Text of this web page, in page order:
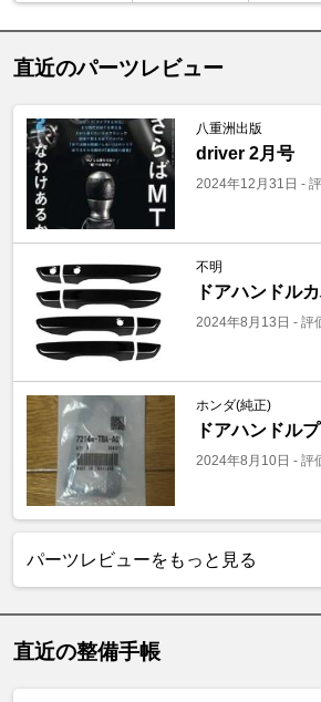
直近のパーツレビュー
八重洲出版
driver 2月号
2024年12月31日 -
不明
ドアハンドル
2024年8月13日 - 評
ホンダ(純正)
ドアハンドル
2024年8月10日 - 評
パーツレビューをもっと見る
直近の整備手帳